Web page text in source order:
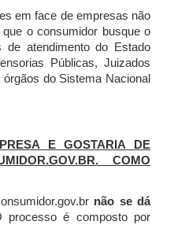
em face de empresas não
o consumidor busque o
de atendimento do Estado
Públicas, Juizados
do Sistema Nacional
E GOSTARIA DE
COMO
não se dá
é composto por